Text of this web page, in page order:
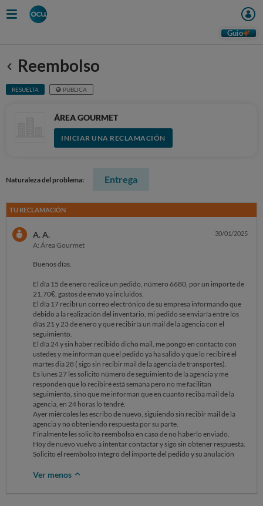
Guio
Anterior
Reembolso
RESUELTA PÚBLICA
ÁREA GOURMET
INICIAR UNA RECLAMACIÓN
Naturaleza del problema: Entrega
TU RECLAMACIÓN
A. A.
A: Área Gourmet
30/01/2025
Buenos días.
El día 15 de enero realice un pedido, número 6680, por un importe de
21,70€, gastos de envío ya incluidos.
El día 17 recibí un correo electrónico de su empresa informando que
debido a la realización del inventario, mi pedido se enviaría entre los
días 21 y 23 de enero y que recibiría un mail de la agencia con el
seguimiento.
El día 24 y sin haber recibido dicho mail, me pongo en contacto con
ustedes y me informan que el pedido ya ha salido y que lo recibiré el
martes dia 28 ( sigo sin recibir mail de la agencia de transportes).
Es lunes 27 les solicito número de seguimiento de la agencia y me
responden que lo recibiré está semana pero no me facilitan
seguimiento, sino que me informan que en cuanto reciba mail de la
agencia, en 24 horas lo tendré.
Ayer miércoles les escribo de nuevo, siguiendo sin recibir mail de la
agencia y no obteniendo respuesta por su parte.
Finalmente les solicito reembolso en caso de no haberlo enviado.
Hoy de nuevo vuelvo a intentar contactar y sigo sin obtener respuesta.
Solicito el reembolso íntegro del importe del pedido y su anulación
Ver menos